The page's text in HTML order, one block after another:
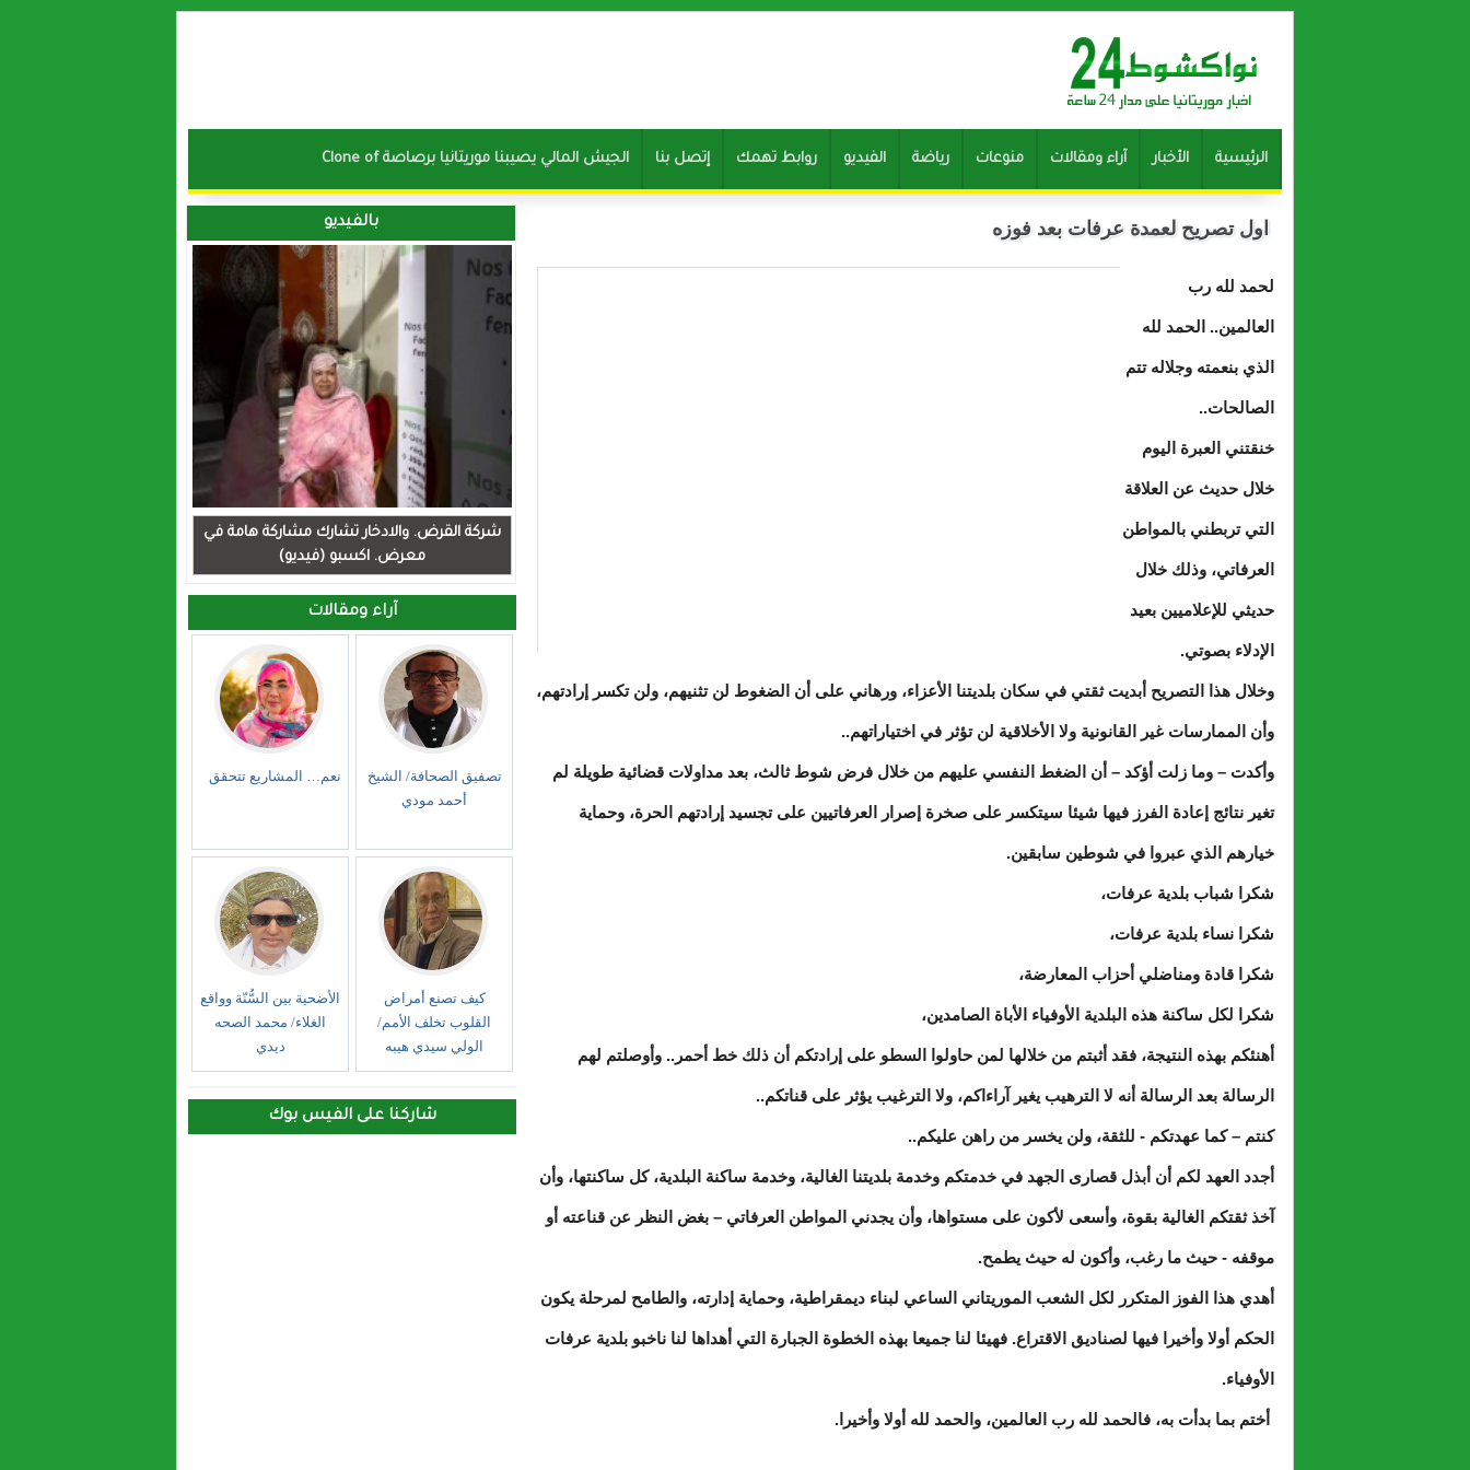
الرئيسية الأخبار آراء ومقالات منوعات رياضة الفيديو روابط تهمك إتصل بنا Clone of الجيش المالي يصيبنا موريتانيا برصاصة
اول تصريح لعمدة عرفات بعد فوزه
لحمد لله رب
العالمين.. الحمد لله
الذي بنعمته وجلاله تتم
الصالحات..
خنقتني العبرة اليوم
خلال حديث عن العلاقة
التي تربطني بالمواطن
العرفاتي، وذلك خلال
حديثي للإعلاميين بعيد
الإدلاء بصوتي.
وخلال هذا التصريح أبديت ثقتي في سكان بلديتنا الأعزاء، ورهاني على أن الضغوط لن تثنيهم، ولن تكسر إرادتهم،
وأن الممارسات غير القانونية ولا الأخلاقية لن تؤثر في اختياراتهم..
وأكدت – وما زلت أؤكد – أن الضغط النفسي عليهم من خلال فرض شوط ثالث، بعد مداولات قضائية طويلة لم
تغير نتائج إعادة الفرز فيها شيئا سيتكسر على صخرة إصرار العرفاتيين على تجسيد إرادتهم الحرة، وحماية
خيارهم الذي عبروا في شوطين سابقين.
شكرا شباب بلدية عرفات،
شكرا نساء بلدية عرفات،
شكرا قادة ومناضلي أحزاب المعارضة،
شكرا لكل ساكنة هذه البلدية الأوفياء الأباة الصامدين،
أهنئكم بهذه النتيجة، فقد أثبتم من خلالها لمن حاولوا السطو على إرادتكم أن ذلك خط أحمر.. وأوصلتم لهم
الرسالة بعد الرسالة أنه لا الترهيب يغير آراءاكم، ولا الترغيب يؤثر على قناتكم..
كنتم – كما عهدتكم - للثقة، ولن يخسر من راهن عليكم..
أجدد العهد لكم أن أبذل قصارى الجهد في خدمتكم وخدمة بلديتنا الغالية، وخدمة ساكنة البلدية، كل ساكنتها، وأن
آخذ ثقتكم الغالية بقوة، وأسعى لأكون على مستواها، وأن يجدني المواطن العرفاتي – بغض النظر عن قناعته أو
موقفه - حيث ما رغب، وأكون له حيث يطمح.
أهدي هذا الفوز المتكرر لكل الشعب الموريتاني الساعي لبناء ديمقراطية، وحماية إدارته، والطامح لمرحلة يكون
الحكم أولا وأخيرا فيها لصناديق الاقتراع. فهيئا لنا جميعا بهذه الخطوة الجبارة التي أهداها لنا ناخبو بلدية عرفات
الأوفياء.
أختم بما بدأت به، فالحمد لله رب العالمين، والحمد لله أولا وأخيرا.
بالفيديو
شركة القرض. والادخار تشارك مشاركة هامة في
معرض. اكسبو (فيديو)
آراء ومقالات
تصفيق الصحافة/ الشيخ
أحمد مودي
نعم… المشاريع تتحقق
كيف تصنع أمراض
القلوب تخلف الأمم/
الولي سيدي هيبه
الأضحية بين السُّنّة وواقع
الغلاء/ محمد الصحه
ديدي
شاركنا على الفيس بوك